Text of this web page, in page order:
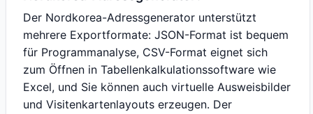
Der Nordkorea-Adressgenerator unterstützt
mehrere Exportformate: JSON-Format ist bequem
für Programmanalyse, CSV-Format eignet sich
zum Öffnen in Tabellenkalkulationssoftware wie
Excel, und Sie können auch virtuelle Ausweisbilder
und Visitenkartenlayouts erzeugen. Der